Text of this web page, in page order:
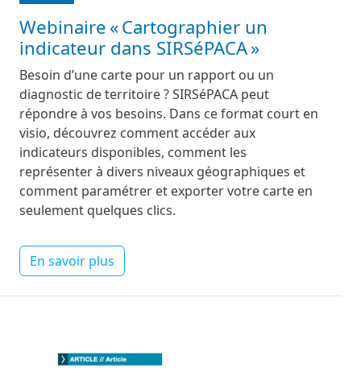
Webinaire « Cartographier un
indicateur dans SIRSéPACA »
Besoin d’une carte pour un rapport ou un
diagnostic de territoire ? SIRSéPACA peut
répondre à vos besoins. Dans ce format court en
visio, découvrez comment accéder aux
indicateurs disponibles, comment les
représenter à divers niveaux géographiques et
comment paramétrer et exporter votre carte en
seulement quelques clics.
En savoir plus